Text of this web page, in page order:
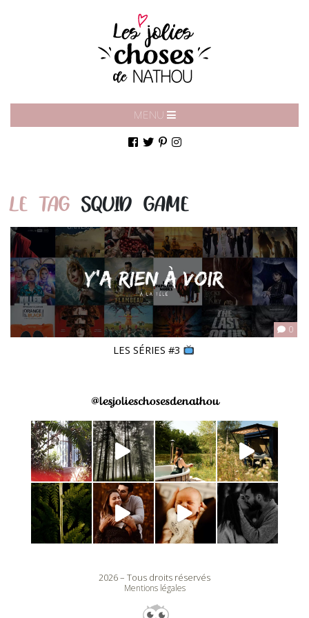
MENU
LE TAGSQUID GAME
0
LES SÉRIES #3
@lesjolieschosesdenathou
2026 – Tous droits réservés
Mentions légales